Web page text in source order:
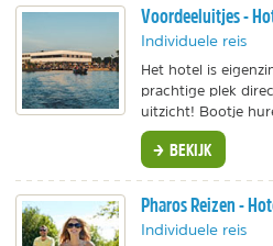
Voordeeluitjes -
Individuele reis
Het hotel is
prachtige plek
uitzicht! Bootje
BEKIJK
Pharos Reizen -
Individuele reis